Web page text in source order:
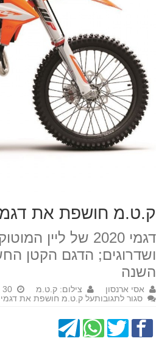
ק.ט.מ חושפת את דגמי
דגמי 2020 של
השנה
אסי ארנסון צילום: ק.ט.מ 30 באפריל 2019
סגור לתגובותעל ק.ט.מ חושפת את דגמי